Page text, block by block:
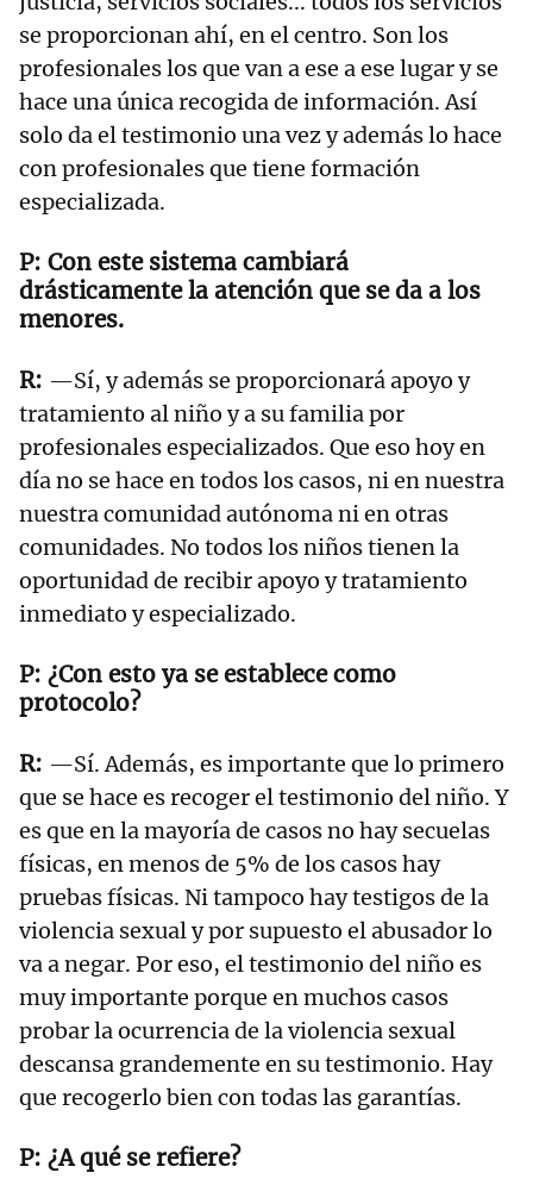
se proporcionan ahí, en el centro. Son los
profesionales los que van a ese a ese lugar y se
hace una única recogida de información. Así
solo da el testimonio una vez y además lo hace
con profesionales que tiene formación
especializada.
Con este sistema cambiará
drásticamente la atención que se da a los
menores.
—Sí, y además se proporcionará apoyo y
tratamiento al niño y a su familia por
profesionales especializados. Que eso hoy en
día no se hace en todos los casos, ni en nuestra
nuestra comunidad autónoma ni en otras
comunidades. No todos los niños tienen la
oportunidad de recibir apoyo y tratamiento
inmediato y especializado.
¿Con esto ya se establece como
protocolo?
—Sí. Además, es importante que lo primero
que se hace es recoger el testimonio del niño. Y
es que en la mayoría de casos no hay secuelas
físicas, en menos de 5% de los casos hay
pruebas físicas. Ni tampoco hay testigos de la
violencia sexual y por supuesto el abusador lo
va a negar. Por eso, el testimonio del niño es
muy importante porque en muchos casos
probar la ocurrencia de la violencia sexual
descansa grandemente en su testimonio. Hay
que recogerlo bien con todas las garantías.
¿A qué se refiere?